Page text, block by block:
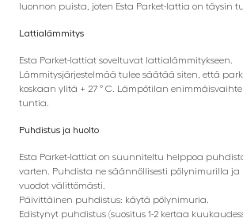
luonnon puista, joten Esta Parket-lattia on täysin
Lattialämmitys
Esta Parket-lattiat soveltuvat lattialämmitykseen.
Lämmitysjärjestelmää tulee säätää siten, että
koskaan ylitä + 27 ° C. Lämpötilan
tuntia.
Puhdistus ja huolto
Esta Parket-lattiat on suunniteltu helppoa
varten. Puhdista ne säännöllisesti pölynimurilla ja
vuodot välittömästi.
Päivittäinen puhdistus: käytä pölynimuria.
Edistynyt puhdistus (suositus 1-2 kertaa